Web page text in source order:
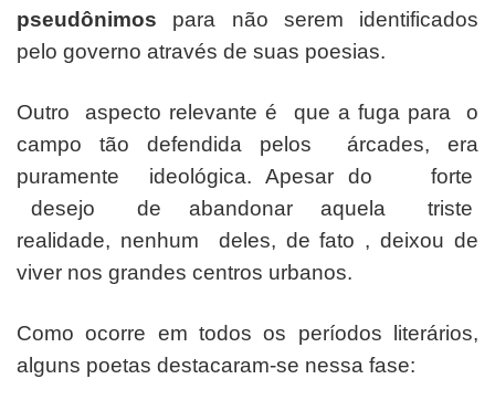
pseudônimos para não serem identificados
pelo governo através de suas poesias.
Outro aspecto relevante é que a fuga para o
campo tão defendida pelos árcades, era
puramente ideológica. Apesar do forte
desejo de abandonar aquela triste
realidade, nenhum deles, de fato , deixou de
viver nos grandes centros urbanos.
Como ocorre em todos os períodos literários,
alguns poetas destacaram-se nessa fase: